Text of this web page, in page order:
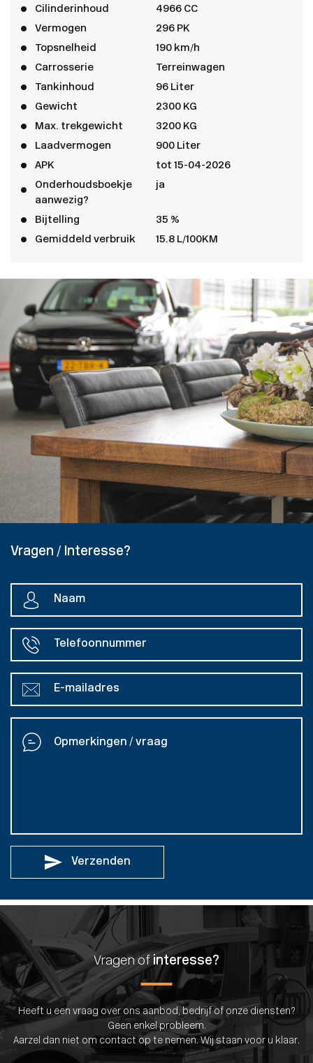
Cilinderinhoud
4966 CC
Vermogen
296 PK
Topsnelheid
190 km/h
Carrosserie
Terreinwagen
Tankinhoud
96 Liter
Gewicht
2300 KG
Max. trekgewicht
3200 KG
Laadvermogen
900 Liter
APK
tot 15-04-2026
Onderhoudsboekje
aanwezig?
ja
Bijtelling
35 %
Gemiddeld verbruik
15.8 L/100KM
Vragen / Interesse?
Verzenden
Vragen ofinteresse?
Heeft u een vraag over ons aanbod, bedrijf of onze diensten?
Geen enkel probleem.
Aarzel dan niet om contact op te nemen. Wij staan voor u klaar.